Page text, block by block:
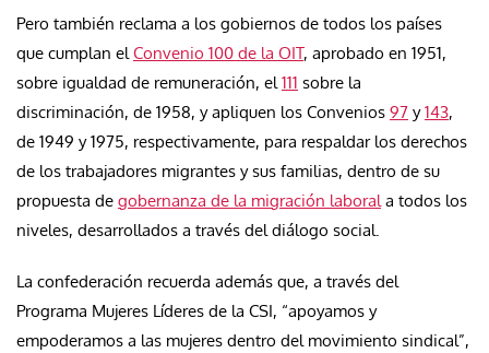
Pero también reclama a los gobiernos de todos los países
que cumplan elConvenio 100 de la OIT, aprobado en 1951,
sobre igualdad de remuneración, el111 sobre la
discriminación, de 1958, y apliquen los Convenios 97 y143,
de 1949 y 1975, respectivamente, para respaldar los derechos
de los trabajadores migrantes y sus familias, dentro de su
propuesta de gobernanza de la migración laborala todos los
niveles, desarrollados a través del diálogo social.
La confederación recuerda además que, a través del
Programa Mujeres Líderes de la CSI, “apoyamos y
empoderamos a las mujeres dentro del movimiento sindical”,